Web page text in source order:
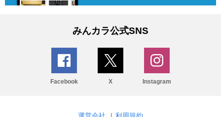
みんカラ公式SNS
Facebook X Instagram
運営会社 | 利用規約